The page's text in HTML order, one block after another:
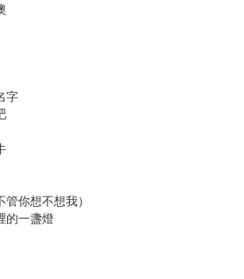
字
你想不想我）
的一盞燈